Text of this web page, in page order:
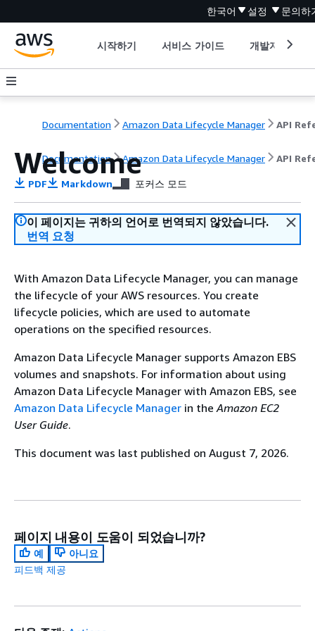
한국어 설정 문의하
시작하기 서비스 가이드 개발자 도구
Documentation Amazon Data Lifecycle Manager
Documentation Amazon Data Lifecycle Manager API
Welcome
PDF Markdown 포커스 모드
이 페이지는 귀하의 언어로 번역되지 않았습니다.
번역 요청
With Amazon Data Lifecycle Manager, you can manage
the lifecycle of your AWS resources. You create
lifecycle policies, which are used to automate
operations on the specified resources.
Amazon Data Lifecycle Manager supports Amazon EBS
volumes and snapshots. For information about using
Amazon Data Lifecycle Manager with Amazon EBS, see
Amazon Data Lifecycle Manager in theAmazon EC2
User Guide.
This document was last published on August 7, 2026.
페이지 내용이 도움이 되었습니까?
예
아니요
피드백 제공